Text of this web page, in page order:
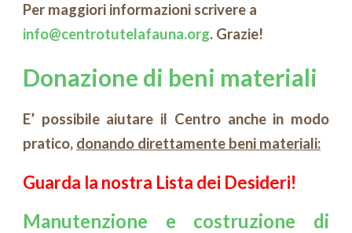
Per maggiori informazioni scrivere a
info@centrotutelafauna.org. Grazie!
Donazione di beni materiali
E’ possibile aiutare il Centro anche in modo
pratico, donando direttamente beni materiali:
Guarda la nostra Lista dei Desideri!
Manutenzione e costruzione di